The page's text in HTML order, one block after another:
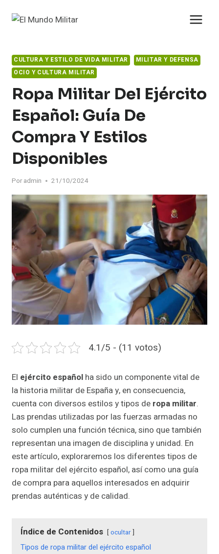
CULTURA Y ESTILO DE VIDA MILITAR
MILITAR Y DEFENSA
OCIO Y CULTURA MILITAR
Ropa Militar Del Ejército
Español: Guía De
Compra Y Estilos
Disponibles
Por admin 21/10/2024
4.1/5 - (11 votos)
El ejército español ha sido un componente vital de
la historia militar de España y, en consecuencia,
cuenta con diversos estilos y tipos de ropa militar.
Las prendas utilizadas por las fuerzas armadas no
solo cumplen una función técnica, sino que también
representan una imagen de disciplina y unidad. En
este artículo, exploraremos los diferentes tipos de
ropa militar del ejército español, así como una guía
de compra para aquellos interesados en adquirir
prendas auténticas y de calidad.
Índice de Contenidos ocultar
Tipos de ropa militar del ejército español